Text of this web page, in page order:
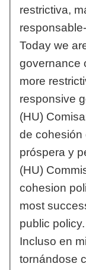
restrictiva,
Today we
governance
more
responsive
(HU)
de cohesión
próspera y
(HU)
cohesion
most
public policy.
Incluso en
tornándose